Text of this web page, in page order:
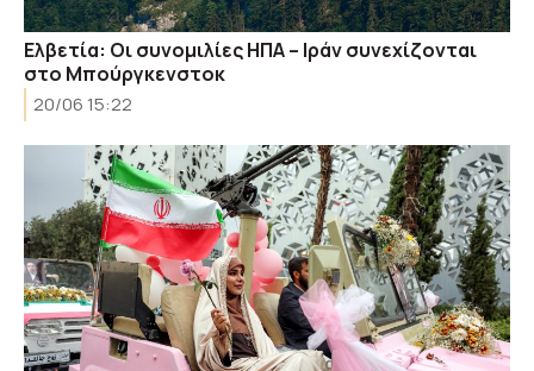
Ελβετία: Οι συνομιλίες ΗΠΑ – Ιράν συνεχίζονται
στο Μπούργκενστοκ
20/06 15:22